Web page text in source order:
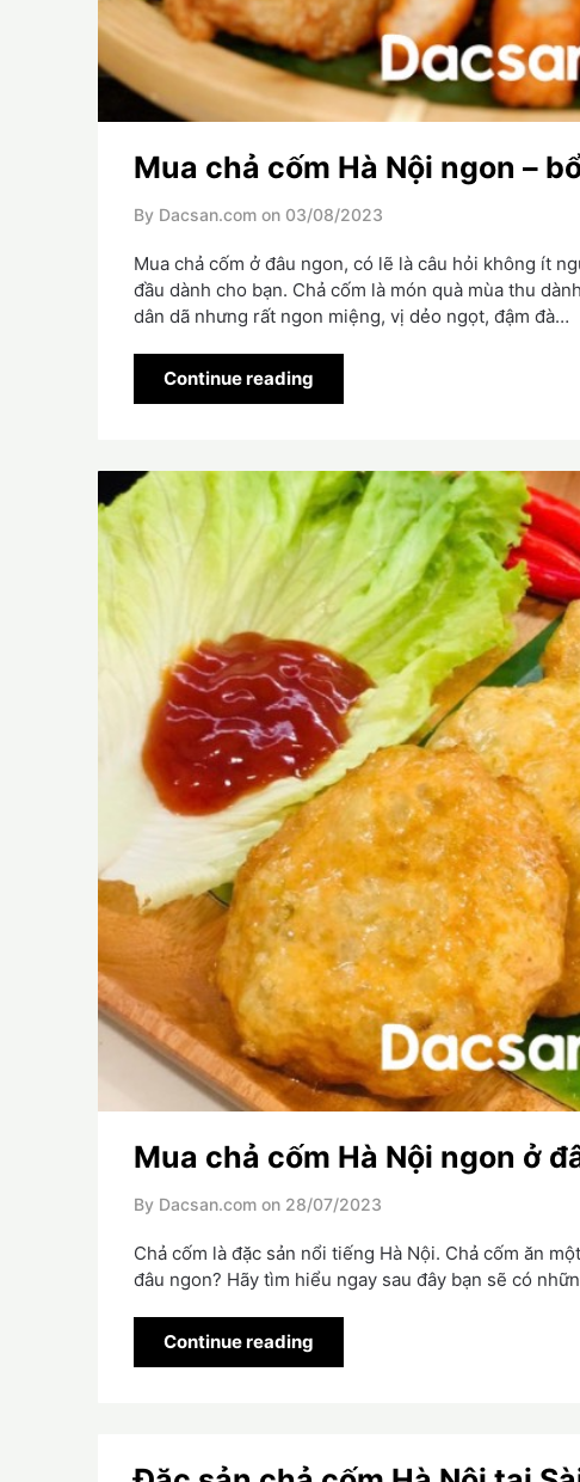
Mua chả cốm Hà Nội ngon –
By Dacsan.com on 03/08/2023
Mua chả cốm ở đâu ngon, có lẽ là câu hỏi không ít
đầu dành cho bạn. Chả cốm là món quà mùa thu
dân dã nhưng rất ngon miệng, vị dẻo ngọt, đậm đà…
Continue reading
Mua chả cốm Hà Nội ngon ở
By Dacsan.com on 28/07/2023
Chả cốm là đặc sản nổi tiếng Hà Nội. Chả cốm ăn
đâu ngon? Hãy tìm hiểu ngay sau đây bạn sẽ có
Continue reading